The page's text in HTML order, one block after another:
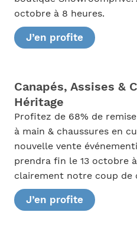
octobre à 8 heures.
J’en profite
Canapés, Assises &
Héritage
Profitez de 68% de
à main & chaussures en
nouvelle vente
prendra fin le 13 octobre
clairement notre coup de
J’en profite